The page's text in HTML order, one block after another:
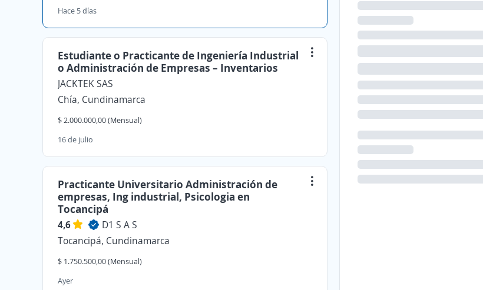
Hace 5 días
Estudiante o Practicante de Ingeniería Industrial
o Administración de Empresas – Inventarios
JACKTEK SAS
Chía, Cundinamarca
$ 2.000.000,00 (Mensual)
16 de julio
Practicante Universitario Administración de
empresas, Ing industrial, Psicologia en
Tocancipá
4,6
D1 S A S
Tocancipá, Cundinamarca
$ 1.750.500,00 (Mensual)
Ayer